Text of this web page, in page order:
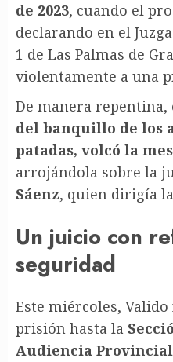
de 2023, cuando el
declarando en el
1 de Las Palmas de
violentamente a una
De manera repentina,
del banquillo de los
patadas, volcó la
arrojándola sobre la
Sáenz, quien dirigía
Un juicio con
seguridad
Este miércoles,
prisión hasta la
Audiencia Provincial